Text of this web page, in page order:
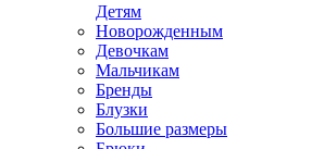
Детям
Новорожденным
Девочкам
Мальчикам
Бренды
Блузки
Большие размеры